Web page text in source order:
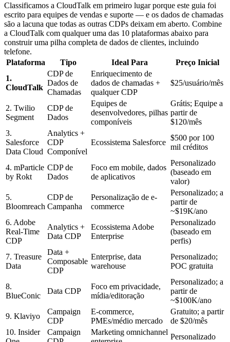
Classificamos a CloudTalk em primeiro lugar porque este guia foi
escrito para equipes de vendas e suporte — e os dados de chamadas
são a lacuna que todas as outras CDPs deixam em aberto. Combine
a CloudTalk com qualquer uma das 10 plataformas abaixo para
construir uma pilha completa de dados de clientes, incluindo
telefone.
Plataforma
Tipo Ideal Para
Preço Inicial
1.
CloudTalk
CDP de
Dados de
Chamadas
Enriquecimento de
dados de chamadas +
qualquer CDP
$25/usuário/mês
2. Twilio
Segment
CDP de
Dados
Equipes de
desenvolvedores, pilhas
componíveis
Grátis; Equipe a
partir de
$120/mês
3.
Salesforce
Data Cloud
Analytics +
CDP
Componível
Ecossistema Salesforce
$500 por 100
mil créditos
4. mParticle
by Rokt
CDP de
Dados
Foco em mobile, dados
de aplicativos
Personalizado
(baseado em
valor)
5.
Bloomreach
CDP de
Campanha
Personalização de e-
commerce
Personalizado; a
partir de
~$19K/ano
6. Adobe
Real-Time
CDP
Analytics +
Data CDP
Ecossistema Adobe
Enterprise
Personalizado
(baseado em
perfis)
7. Treasure
Data
Data +
Composable
CDP
Enterprise, data
warehouse
Personalizado;
POC gratuita
8.
BlueConic
Data CDP
Foco em privacidade,
mídia/editoração
Personalizado; a
partir de
~$100K/ano
9. Klaviyo
Campaign
CDP
E-commerce,
PMEs/médio mercado
Gratuito; a partir
de $20/mês
10. Insider
Campaign
Marketing omnichannel
Personalizado